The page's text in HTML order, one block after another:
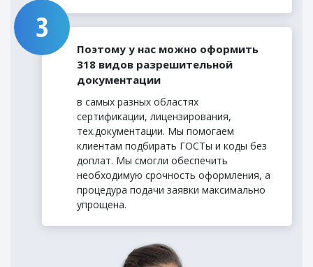
Поэтому у нас можно оформить
318 видов разрешительной
документации
в самых разных областях
сертификации, лицензирования,
тех.документации. Мы помогаем
клиентам подбирать ГОСТы и коды без
доплат. Мы смогли обеспечить
необходимую срочность оформления, а
процедура подачи заявки максимально
упрощена.